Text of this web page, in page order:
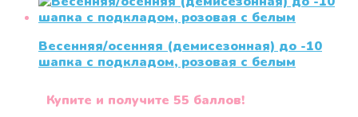
Весенняя/осенняя (демисезонная) до -10
шапка с подкладом, розовая с белым
Купите и получите 55 баллов!